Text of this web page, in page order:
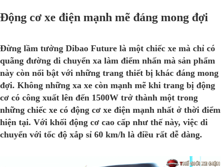
Động cơ xe điện mạnh mẽ đáng mong đợi
Đừng lầm tưởng Dibao Future là một chiếc xe mà chỉ có
quãng đường di chuyển xa làm điểm nhấn mà sản phẩm
này còn nổi bật với những trang thiết bị khác đáng mong
đợi. Không những xa xe còn mạnh mẽ khi trang bị động
cơ có công xuất lên đến 1500W trở thành một trong
những chiếc xe có động cơ xe điện mạnh nhất ở thời điểm
hiện tại. Với khối động cơ cao cấp như thế này, việc di
chuyển với tốc độ xắp sỉ 60 km/h là điều rất dễ dàng.